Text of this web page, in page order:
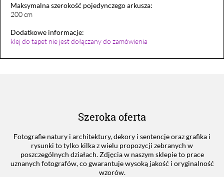
Maksymalna szerokość pojedynczego arkusza:
200 cm
Dodatkowe informacje:
klej do tapet nie jest dołączany do zamówienia
Szeroka oferta
Fotografie natury i architektury, dekory i sentencje oraz grafika i
rysunki to tylko kilka z wielu propozycji zebranych w
poszczególnych działach. Zdjęcia w naszym sklepie to prace
uznanych fotografów, co gwarantuje wysoką jakość i oryginalność
wzorów.